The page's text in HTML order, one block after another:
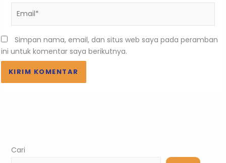
Simpan nama, email, dan situs web saya pada peramban
ini untuk komentar saya berikutnya.
Cari